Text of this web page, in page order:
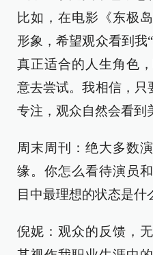
比如，在电影《东极
形象，希望观众看到我
真正适合的人生角色
意去尝试。我相信，只
专注，观众自然会看到
周末周刊：绝大多数
缘。你怎么看待演员
目中最理想的状态是什
倪妮：观众的反馈，